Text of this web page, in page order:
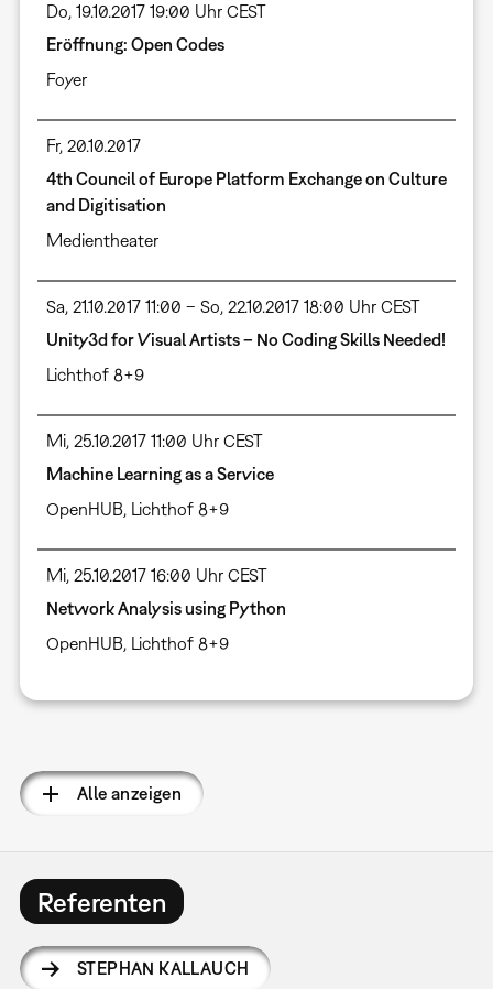
Do, 19.10.2017 19:00 Uhr CEST
Eröffnung: Open Codes
Foyer
Fr, 20.10.2017
4th Council of Europe Platform Exchange on Culture
and Digitisation
Medientheater
Sa, 21.10.2017 11:00 – So, 22.10.2017 18:00 Uhr CEST
Unity3d for Visual Artists – No Coding Skills Needed!
Lichthof 8+9
Mi, 25.10.2017 11:00 Uhr CEST
Machine Learning as a Service
OpenHUB, Lichthof 8+9
Mi, 25.10.2017 16:00 Uhr CEST
Network Analysis using Python
OpenHUB, Lichthof 8+9
Alle anzeigen
Referenten
STEPHAN KALLAUCH